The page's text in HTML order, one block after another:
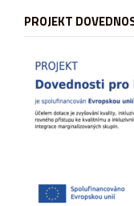
PROJEKT